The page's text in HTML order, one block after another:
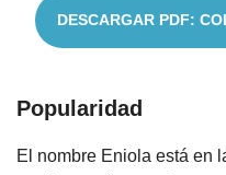
DESCARGAR PDF:
Popularidad
El nombre Eniola está en